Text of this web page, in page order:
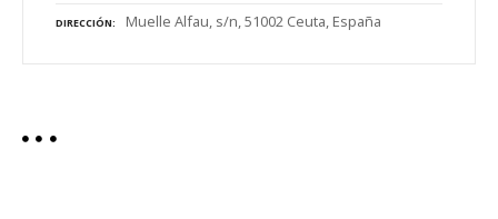
DIRECCIÓN Muelle Alfau, s/n, 51002 Ceuta, España